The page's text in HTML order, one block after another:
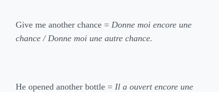
Give me another chance = Donne moi encore une
chance / Donne moi une autre chance.
He opened another bottle = Il a ouvert encore une